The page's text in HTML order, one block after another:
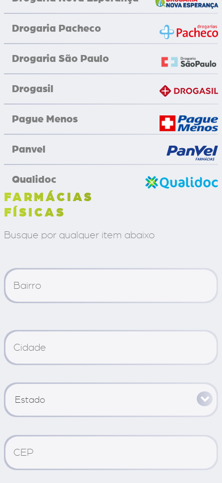
FARMÁCIAS
FÍSICAS
Busque por qualquer item abaixo
Estado
Drogaria Pacheco
Drogaria São Paulo
Drogasil
Pague Menos
Panvel
Qualidoc